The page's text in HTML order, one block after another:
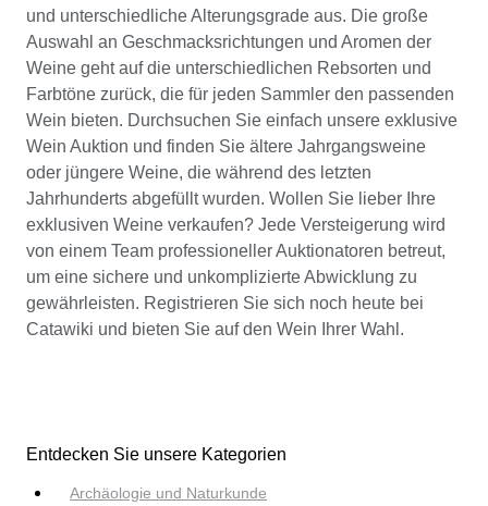
und unterschiedliche Alterungsgrade aus. Die große
Auswahl an Geschmacksrichtungen und Aromen der
Weine geht auf die unterschiedlichen Rebsorten und
Farbtöne zurück, die für jeden Sammler den passenden
Wein bieten. Durchsuchen Sie einfach unsere exklusive
Wein Auktion und finden Sie ältere Jahrgangsweine
oder jüngere Weine, die während des letzten
Jahrhunderts abgefüllt wurden. Wollen Sie lieber Ihre
exklusiven Weine verkaufen? Jede Versteigerung wird
von einem Team professioneller Auktionatoren betreut,
um eine sichere und unkomplizierte Abwicklung zu
gewährleisten. Registrieren Sie sich noch heute bei
Catawiki und bieten Sie auf den Wein Ihrer Wahl.
Entdecken Sie unsere Kategorien
Archäologie und Naturkunde